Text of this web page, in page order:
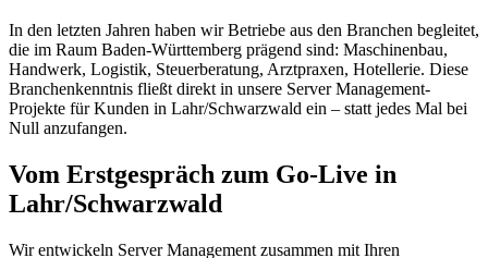
In den letzten Jahren haben wir Betriebe aus den Branchen begleitet,
die im Raum Baden-Württemberg prägend sind: Maschinenbau,
Handwerk, Logistik, Steuerberatung, Arztpraxen, Hotellerie. Diese
Branchenkenntnis fließt direkt in unsere Server Management-
Projekte für Kunden in Lahr/Schwarzwald ein – statt jedes Mal bei
Null anzufangen.
Vom Erstgespräch zum Go-Live in
Lahr/Schwarzwald
Wir entwickeln Server Management zusammen mit Ihren